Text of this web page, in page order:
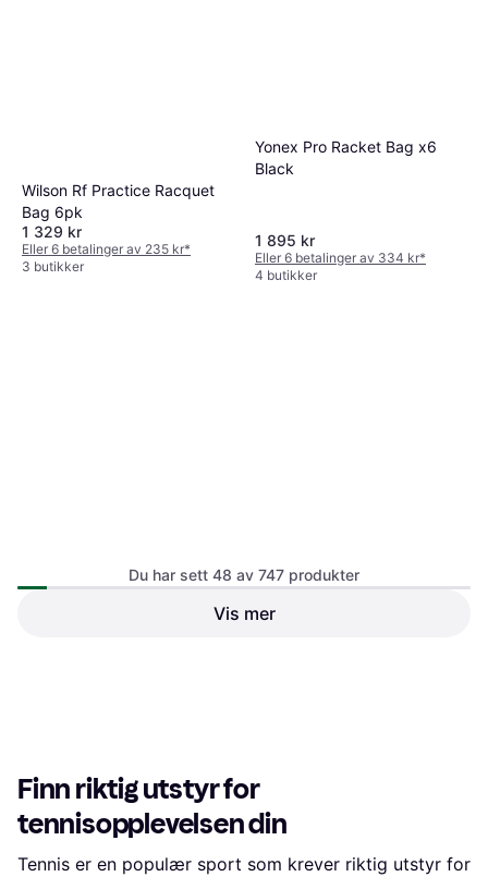
Head Ball Tube - stk
399 kr
Wilson Rf Practice Racquet
Bag 6pk
1 329 kr
Eller 6 betalinger av 235 kr*
3 butikker
Yonex Pro Racket Bag x6
Black
1 895 kr
Eller 6 betalinger av 334 kr*
4 butikker
Du har sett 48 av 747 produkter
Vis mer
Finn riktig utstyr for
tennisopplevelsen din
Tennis er en populær sport som krever riktig utstyr for